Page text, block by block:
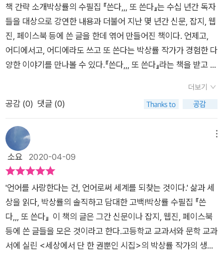
고 있다.문학이 위기라고 한다. 문학이 위기 아닌 적이 있었나?
(중략) 지금 시점에서 보자면 문학만이 아니라 문학이 놓인 생태
계 전체가 위기이다. 출판 환경의 변화, 독자의 호응도, 각종 시각
매체의 등장에 따라 문학은 이리 치이고 저리 치이는 신세가 되어
있다. (P. 44)그는 ‘독자를 따라다니거나’, ‘글을 쓰기 위해 어딘
가로 가야 하고’, ‘어떤 시간에만 글을 쓰는’ 작가는 볼썽사납다고
이야기하며, ‘언제고, 어디에서고, 어디에라도 쓰는 사람’이어야
를 의식하지 않고 그냥 쓰는 사람일 뿐’이라고 당부한다.끊임없이
전국을 누비며 학생, 학부모, 교사 등을 만나온 저자는 글이란 책
상 앞에 쓰는 것이 전부가 아님을 몸소 보여줄 뿐만 아니라 글쓰
기의 여러 고민과 어려움을 전해 듣고 따뜻하게 조언하며 열린 소
통을 이어 왔다. 그의 이름 석 자가 주는 무게감을 얻기까지, 수많
은 작품들을 펴내며 고민했을 시간들과 끝이 없는 사유의 과정까
지 감내했을 그가 전하는 메시지를 함께하면 어떨까.“‘쓴다,,, 또
쓴다’라니? 수필집 제목이 뭐 이래?”많은 이들의 머릿속에 수필
이라면 붓 가는 대로 쉽게 써진다는 편견이 있다. 그런데 시든 소
이야기를 듣고 얘기하기보단 자신의 느낌과 그때그때 떠오르는
제 말 하기에만 바쁘다. 이로 인해 오해가 발생해 불편한 상황이
되는 경우가 종종 있다. 어쨌거나 작가는 자신의 경험담을 토대로
지난 몇 년간 산문, 잡지, 웹진, 페이스북 등에 쓴 글을 모아 <쓴
다,,, 또 쓴다>라는 제목으로 한편의 수필집에 담아냈다고 소개
s://blog.naver.com/twinkaka/221898225546언제고, 어디
에서고, 어디에라도 쓰고 또 쓴다
시에서도 울림을 얻을 수 있다. 이런 걸 일석이조라 할까? 시인들
의 산문을 좋아하는 내게 정통 수필을 내세운 책이 주는 여운은
해당 장르에 대한 관심을 더 갖게 한다. 시가 아닌 산문을 써볼
까? 하는 생각은 하고 있었는데 특별히 아는 수필가는 없었는데
이 책이 그런 부분을 해결해 주는 순간이었다. 적당한 긴장감 읽
는 이들의 몰입도를 높여주는 책이 아닌가 싶다. 기존에 읽던 산
문집과는 확실히 결이 다르다. 대학시절 분명 수필 과목도 배웠었
크게 신경을 쓰지 못했고, 어느 순간 에세이 · 산문으로 모습을 달
리했기 때문인지도 모른다. 작가는 쓰는 사람이다. 쓰지 않고 작
가라 하기는 어렵다. 왜 저자가 '쓴다,,, 또 쓴다'라고 제목을 정했
는지에 대해 생각을 다시금 해보게 된다. 에세이와 산문집 속에서
당당히 수필집으로 나온 책. 수필을 찾는 이들이라면 꼭 읽어보길
권한다.
책 간략 소개박상률의 수필집 『쓴다,,, 또 쓴다』는 수십 년간 독자
들을 대상으로 강연한 내용과 더불어 지난 몇 년간 신문, 잡지, 웹
진, 페이스북 등에 쓴 글을 한데 엮어 만들어진 책이다. 언제고,
어디에서고, 어디에라도 쓰고 또 쓴다는 박상률 작가가 경험한 다
양한 이야기를 만나볼 수 있다.『쓴다,,, 또 쓴다』라는 책을 받고 제
수필집이라는 글을 미처 보지 못한 채 작가의 말을 읽기 시작했고
그때야 첫 마디에 나온 수필집이라는 글을 보고서야 이 책의 장르
기에 읽으면서 에세이랑 비슷한 느낌을 많이 받았다. 그래서 사전
적 의미도 찾아봤다.​수필(隨筆)문학 일정한 형식을 따르지 않고
인생이나 자연 또는 일상생활에서의 느낌이나 체험을 생각나는
의 개성이나 인간성이 두드러지게 나타나며 유머, 위트, 기지가
들어 있다비슷한 말에 들어가 있는 에세이의 사전적 의미문학=
수필(일정한 형식을 따르지 않고 인생이나 자연 또는 일상생활에
서의 느낌이나 체험을 생각나는 대로 쓴 산문 형식의 글)(隨筆).
‘수필’로 순화.​박상률 작가는 수필과 에세이를 구분한다고 하지만
더보기
공감 (0) 댓글 (0)
소요 2020-04-09
'언어를 사랑한다는 건, 언어로써 세계를 되찾는 것이다.' 삶과 세
상을 읽다, 박상률의 솔직하고 담대한 고백!박상률 수필집 『쓴
다,,, 또 쓴다』 이 책의 글은 그간 신문이나 잡지, 웹진, 페이스북
등에 쓴 글들을 모은 것이라고 한다.고등학교 교과서와 문학 교과
서에 실린 <세상에서 단 한 권뿐인 시집>의 박상률 작가의 생각